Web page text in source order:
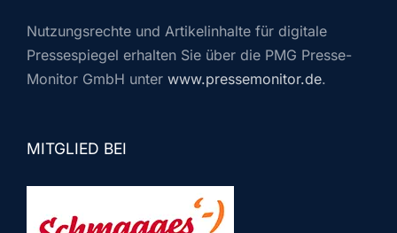
Nutzungsrechte und Artikelinhalte für digitale
Pressespiegel erhalten Sie über die PMG Presse-
Monitor GmbH unter www.pressemonitor.de.
MITGLIED BEI